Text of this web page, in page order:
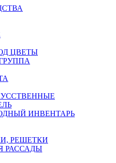
ЦВЕТЫ
ИНВЕНТАРЬ
РЕШЕТКИ
РАССАДЫ